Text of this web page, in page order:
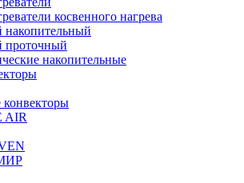
косвенного нагрева
накопительный
проточный
накопительные
конвекторы
AIR